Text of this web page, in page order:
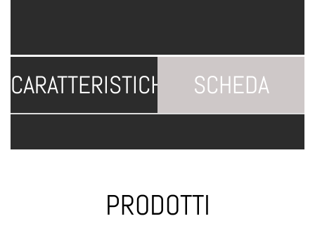
CARATTERISTICHE
SCHEDA
TECNICA
PRODOTTI